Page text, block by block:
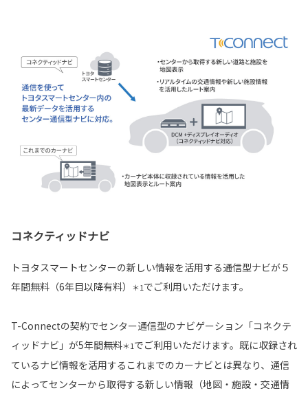
コネクティッドナビ
トヨタスマートセンターの新しい情報を活用する通信型ナビが５
年間無料（6年目以降有料）
＊1でご利用いただけます。
T-Connectの契約でセンター通信型のナビゲーション「コネクテ
ィッドナビ」が5年間無料＊1でご利用いただけます。既に収録され
ているナビ情報を活用するこれまでのカーナビとは異なり、通信
によってセンターから取得する新しい情報（地図・施設・交通情